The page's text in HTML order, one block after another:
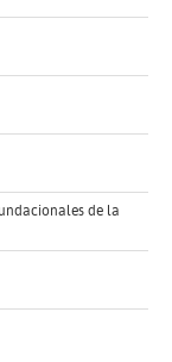
de la